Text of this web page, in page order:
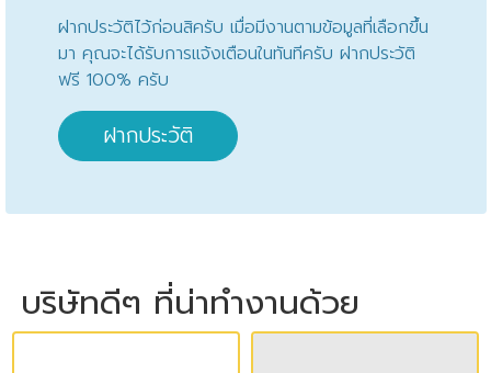
ฝากประวัติไว้ก่อนสิครับ เมื่อมีงานตามข้อมูลที่เลือกขึ้น
มา คุณจะได้รับการแจ้งเตือนในทันทีครับ ฝากประวัติ
ฟรี 100% ครับ
ฝากประวัติ
บริษัทดีๆ ที่น่าทำงานด้วย